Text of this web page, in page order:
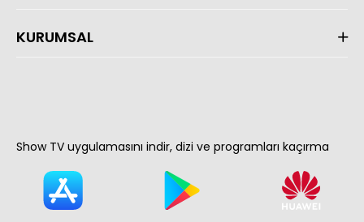
KURUMSAL
Show TV uygulamasını indir, dizi ve programları kaçırma